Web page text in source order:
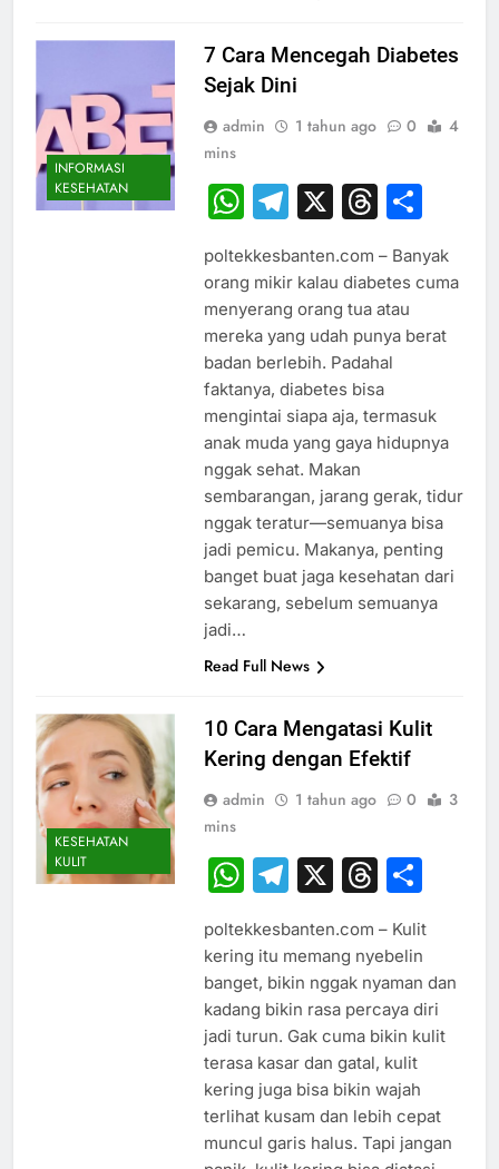
INFORMASI
KESEHATAN
7 Cara Mencegah Diabetes
Sejak Dini
admin 1 tahun ago 0
4
mins
WhatsApp
Telegram
X
poltekkesbanten.com – Banyak
orang mikir kalau diabetes cuma
menyerang orang tua atau
mereka yang udah punya berat
badan berlebih. Padahal
faktanya, diabetes bisa
mengintai siapa aja, termasuk
anak muda yang gaya hidupnya
nggak sehat. Makan
sembarangan, jarang gerak, tidur
nggak teratur—semuanya bisa
jadi pemicu. Makanya, penting
banget buat jaga kesehatan dari
sekarang, sebelum semuanya
jadi…
Read Full News
KESEHATAN
KULIT
10 Cara Mengatasi Kulit
Kering dengan Efektif
admin 1 tahun ago 0
3
mins
WhatsApp
Telegram
X
poltekkesbanten.com – Kulit
kering itu memang nyebelin
banget, bikin nggak nyaman dan
kadang bikin rasa percaya diri
jadi turun. Gak cuma bikin kulit
terasa kasar dan gatal, kulit
kering juga bisa bikin wajah
terlihat kusam dan lebih cepat
muncul garis halus. Tapi jangan